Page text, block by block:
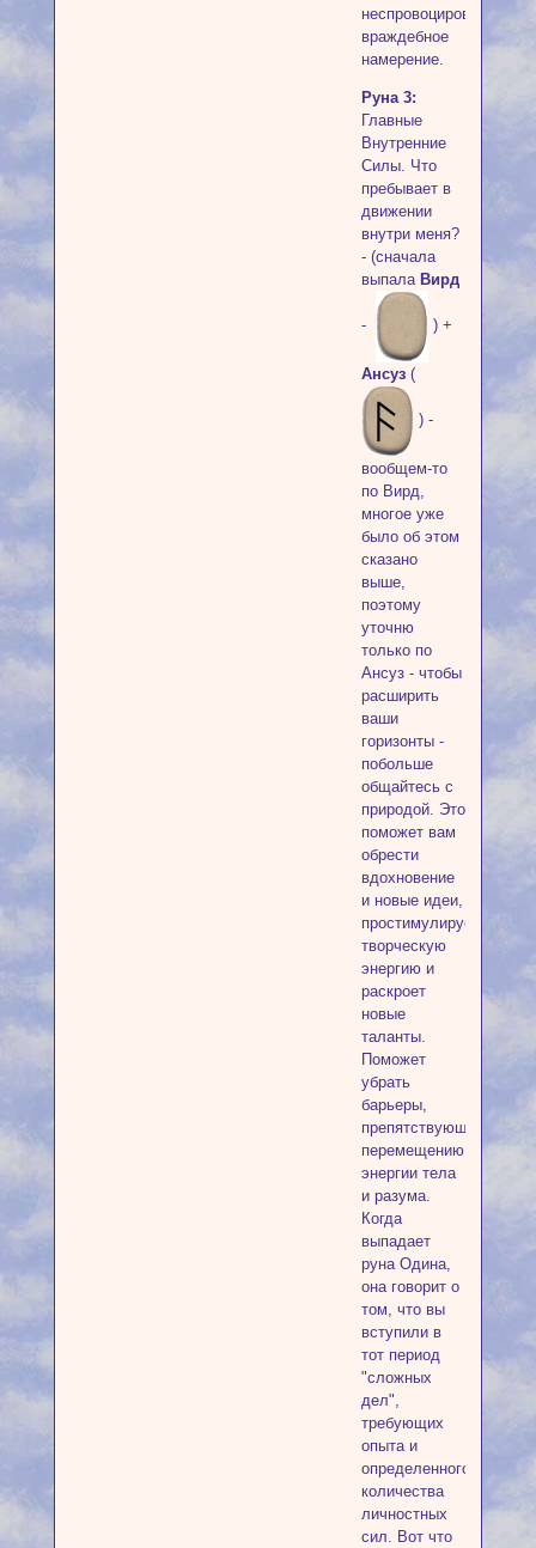
неспровоцированное
враждебное
намерение.
Руна 3:
Главные
Внутренние
Силы. Что
пребывает в
движении
внутри меня?
- (сначала
выпала Вирд
- ) +
Ансуз(
) -
вообщем-то
по Вирд,
многое уже
было об этом
сказано
выше,
поэтому
уточню
только по
Ансуз - чтобы
расширить
ваши
горизонты -
побольше
общайтесь с
природой. Это
поможет вам
обрести
вдохновение
и новые идеи,
простимулирует
творческую
энергию и
раскроет
новые
таланты.
Поможет
убрать
барьеры,
препятствующие
перемещению
энергии тела
и разума.
Когда
выпадает
руна Одина,
она говорит о
том, что вы
вступили в
тот период
"сложных
дел",
требующих
опыта и
определенного
количества
личностных
сил. Вот что